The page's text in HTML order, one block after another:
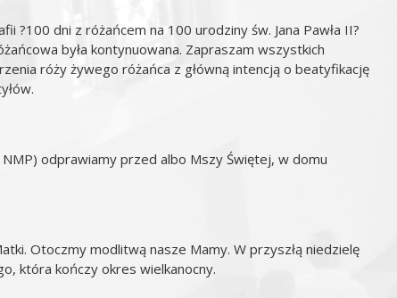
?100 dni z różańcem na 100 urodziny św. Jana Pawła II?
była kontynuowana. Zapraszam wszystkich
róży żywego różańca z główną intencją o beatyfikację
odprawiamy przed albo Mszy Świętej, w domu
Otoczmy modlitwą nasze Mamy. W przyszłą niedzielę
która kończy okres wielkanocny.